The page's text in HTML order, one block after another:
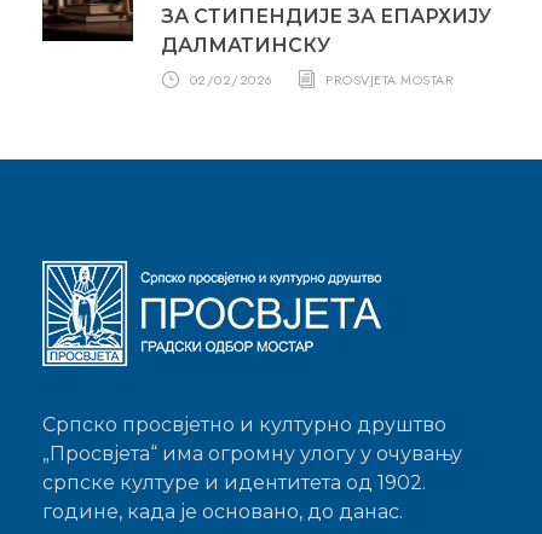
ЗА СТИПЕНДИЈЕ ЗА ЕПАРХИЈУ
ДАЛМАТИНСКУ
02/02/2026 PROSVJETA MOSTAR
Српско просвјетно и културно друштво
„Просвјета“ има огромну улогу у очувању
српске културе и идентитета од 1902.
године, када је основано, до данас.